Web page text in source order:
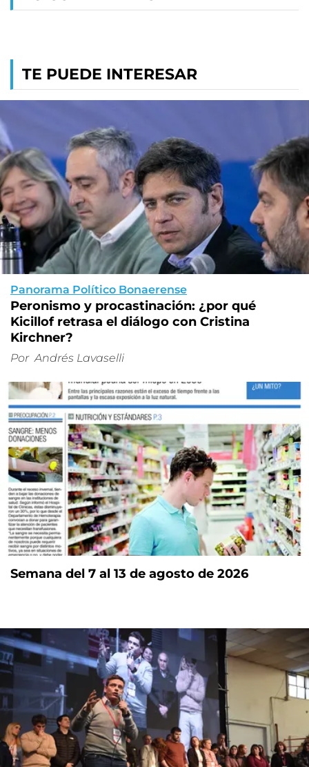
TE PUEDE INTERESAR
Panorama Político Bonaerense
Peronismo y procastinación: ¿por qué
Kicillof retrasa el diálogo con Cristina
Kirchner?
Por Andrés Lavaselli
Semana del 7 al 13 de agosto de 2026